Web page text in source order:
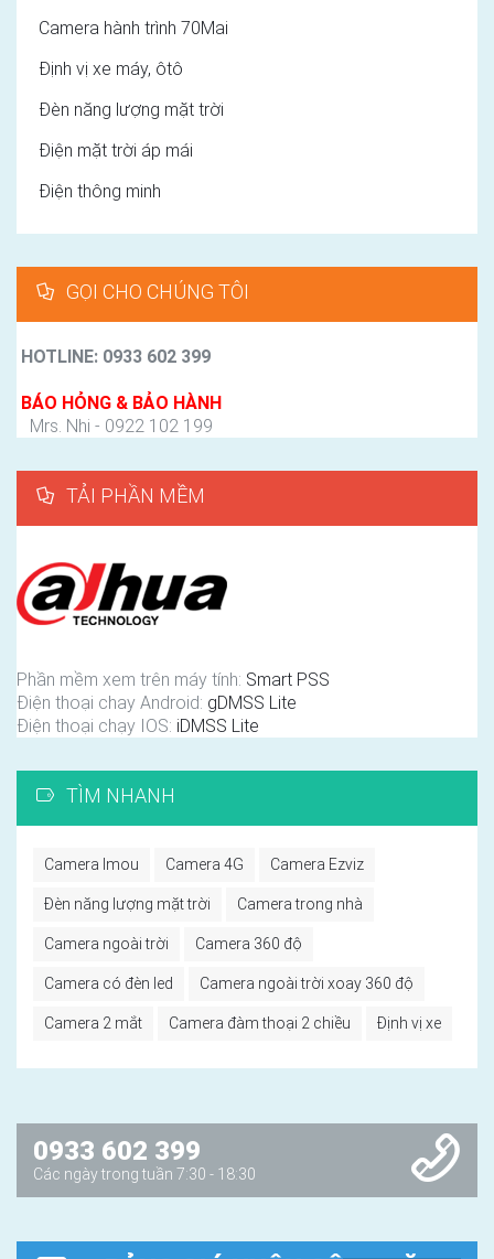
Camera hành trình 70Mai
Định vị xe máy, ôtô
Đèn năng lượng mặt trời
Điện mặt trời áp mái
Điện thông minh
GỌI CHO CHÚNG TÔI
HOTLINE: 0933 602 399
BÁO HỎNG & BẢO HÀNH
Mrs. Nhi - 0922 102 199
TẢI PHẦN MỀM
Phần mềm xem trên máy tính: Smart PSS
Điện thoại chay Android: gDMSS Lite
Điện thoại chạy IOS: iDMSS Lite
TÌM NHANH
Camera Imou Camera 4G Camera Ezviz
Đèn năng lượng mặt trời Camera trong nhà
Camera ngoài trời Camera 360 độ
Camera có đèn led Camera ngoài trời xoay 360 độ
Camera 2 mắt Camera đàm thoại 2 chiều Định vị xe
0933 602 399
Các ngày trong tuần 7:30 - 18:30